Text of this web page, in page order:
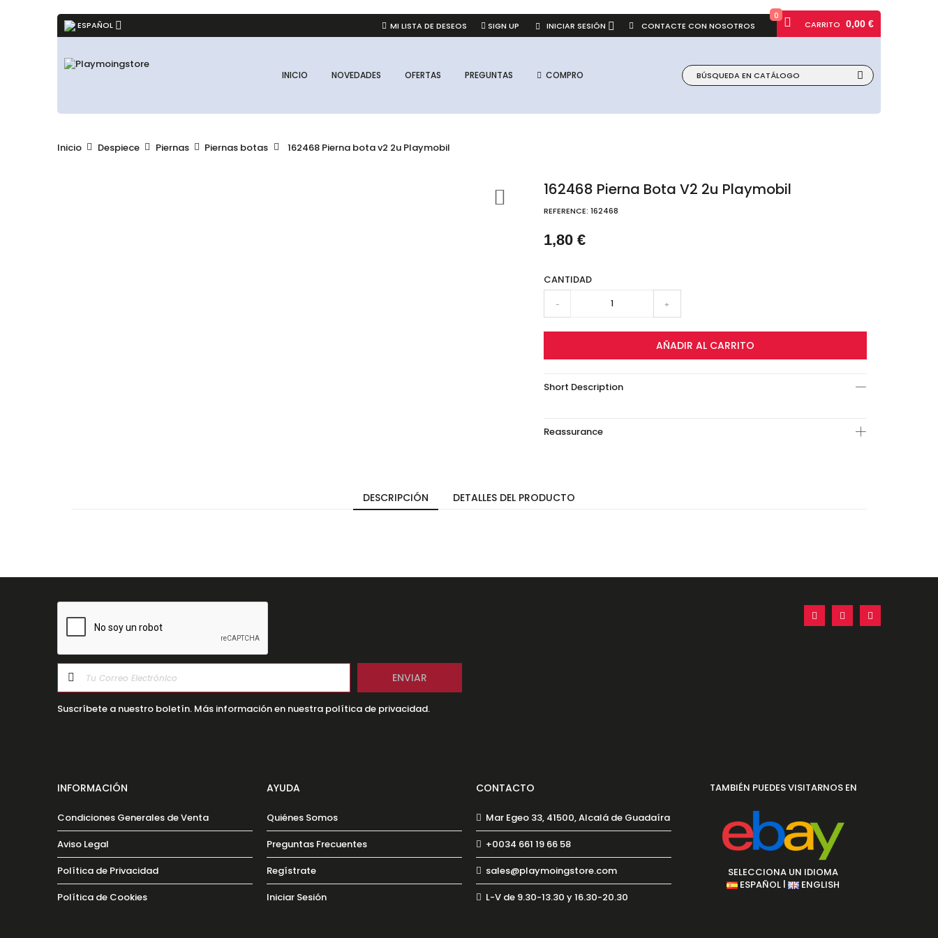
ESPAÑOL MI LISTA DE DESEOS SIGN UP INICIAR SESIÓN CONTACTE CON NOSOTROS
INICIO NOVEDADES OFERTAS PREGUNTAS COMPRO
CARRITO
0
0,00 €
Inicio Despiece Piernas Piernas botas 162468 Pierna bota v2 2u Playmobil
162468 Pierna Bota V2 2u Playmobil
REFERENCE: 162468
1,80 €
CANTIDAD
- +
AÑADIR AL CARRITO
Short Description
Reassurance
DESCRIPCIÓN DETALLES DEL PRODUCTO
Suscríbete a nuestro boletín. Más información en nuestra política de privacidad.
INFORMACIÓN
Condiciones Generales de Venta
Aviso Legal
Política de Privacidad
Política de Cookies
AYUDA
Quiénes Somos
Preguntas Frecuentes
Regístrate
Iniciar Sesión
CONTACTO
Mar Egeo 33, 41500, Alcalá de Guadaíra
+0034 661 19 66 58
sales@playmoingstore.com
L-V de 9.30-13.30 y 16.30-20.30
TAMBIÉN PUEDES VISITARNOS EN
SELECCIONA UN IDIOMA
ESPAÑOL | ENGLISH